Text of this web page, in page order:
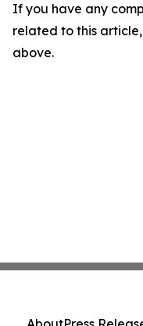
If you have any
related to this
above.